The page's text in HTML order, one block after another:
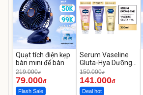
Quạt tích điện kẹp
bàn mini để bàn
219.000đ
79.000đ
Flash Sale
Serum Vaseline
Gluta-Hya Dưỡng
Da Sáng Mịn Sau 7
Ngày
150.000đ
141.000đ
Deal hot